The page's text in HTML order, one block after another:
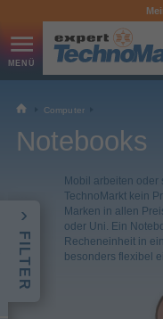
FILTER
Computer
Notebooks
Mobil arbeiten oder
TechnoMarkt kein
Marken in allen
oder Uni. Ein
Recheneinheit in
besonders flexibel